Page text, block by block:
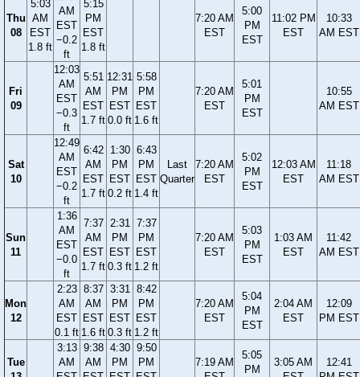
Thu
08
5:03
AM
EST
1.8 ft
AM
EST
−0.2
ft
5:15
PM
EST
1.8 ft
7:20 AM
EST
5:00
PM
EST
11:02 PM
EST
10:33
AM EST
Fri
09
12:03
AM
EST
−0.3
ft
5:51
AM
EST
1.7 ft
12:31
PM
EST
0.0 ft
5:58
PM
EST
1.6 ft
7:20 AM
EST
5:01
PM
EST
10:55
AM EST
Sat
10
12:49
AM
EST
−0.2
ft
6:42
AM
EST
1.7 ft
1:30
PM
EST
0.2 ft
6:43
PM
EST
1.4 ft
Last
Quarter
7:20 AM
EST
5:02
PM
EST
12:03 AM
EST
11:18
AM EST
Sun
11
1:36
AM
EST
−0.0
ft
7:37
AM
EST
1.7 ft
2:31
PM
EST
0.3 ft
7:37
PM
EST
1.2 ft
7:20 AM
EST
5:03
PM
EST
1:03 AM
EST
11:42
AM EST
Mon
12
2:23
AM
EST
0.1 ft
8:37
AM
EST
1.6 ft
3:31
PM
EST
0.3 ft
8:42
PM
EST
1.2 ft
7:20 AM
EST
5:04
PM
EST
2:04 AM
EST
12:09
PM EST
Tue
3:13
AM
9:38
AM
4:30
PM
9:50
PM
7:19 AM
5:05
PM
3:05 AM
12:41